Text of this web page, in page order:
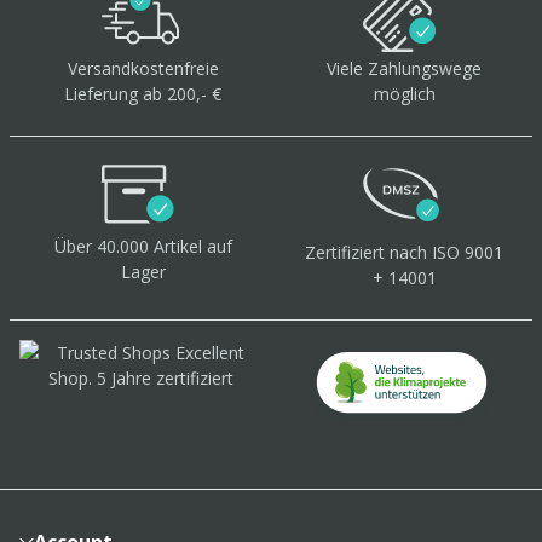
Versandkostenfreie
Lieferung ab 200,- €
Viele Zahlungswege
möglich
Über 40.000 Artikel auf
Lager
Zertifiziert nach ISO 9001
+ 14001